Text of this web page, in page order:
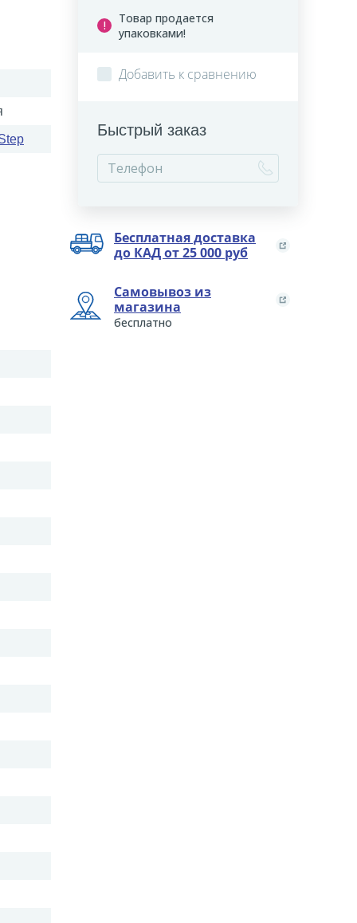
Товар продается
упаковками!
Добавить к сравнению
Быстрый заказ
Бесплатная доставка
до КАД от 25 000 руб
Самовывоз из
магазина
бесплатно